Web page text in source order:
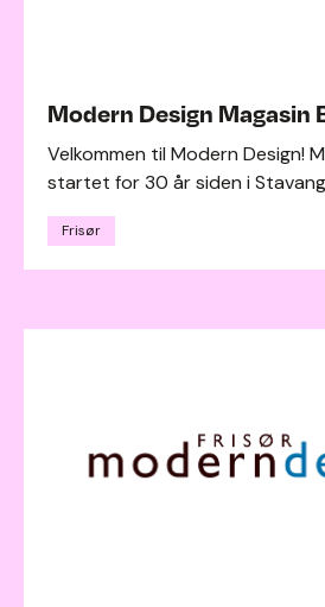
Modern Design Magasin
Velkommen til Modern Design!
startet for 30 år siden i
Frisør